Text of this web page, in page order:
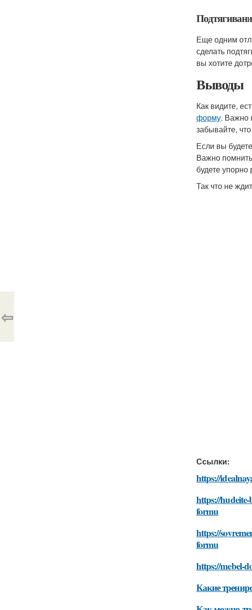
Еще одним
сделать
вы хотите
Выводы
Как видите,
форму. Важно
забывайте,
Если вы
Важно
будете упорно
Так что не
Ссылки:
https://
https://
formu
https://
formu
https://mebel-
Какие
⇦